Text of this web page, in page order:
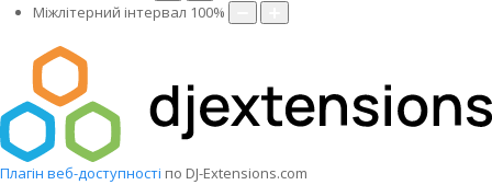
Міжлітерний інтервал 100%
Плагін веб-доступності по DJ-Extensions.com